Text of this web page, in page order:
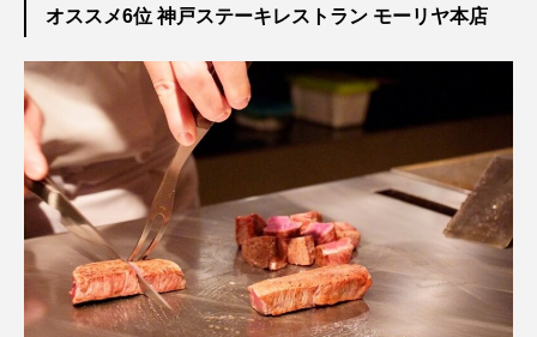
オススメ6位 神戸ステーキレストラン モーリヤ本店